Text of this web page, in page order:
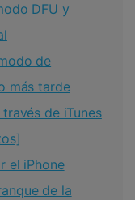
DFU y
de
más tarde
de iTunes
el iPhone
de la